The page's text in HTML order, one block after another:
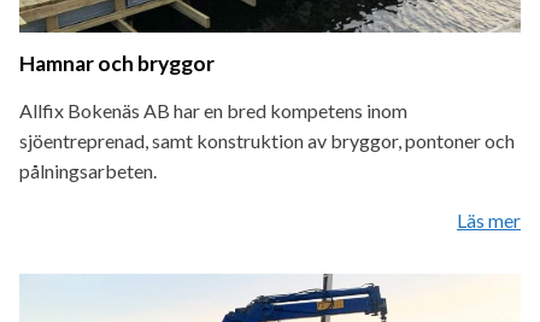
Hamnar och bryggor
Allfix Bokenäs AB har en bred kompetens inom
sjöentreprenad, samt konstruktion av bryggor, pontoner och
pålningsarbeten.
Läs mer